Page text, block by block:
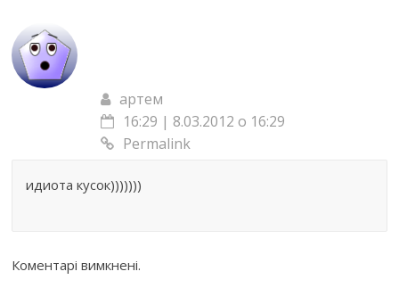
артем
16:29 | 8.03.2012 о 16:29
Permalink
идиота кусок)))))))
Коментарі вимкнені.